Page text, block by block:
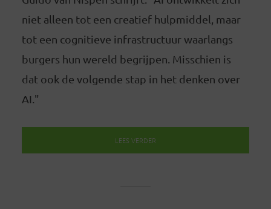
niet alleen tot een creatief hulpmiddel, maar
tot een cognitieve infrastructuur waarlangs
burgers hun wereld begrijpen. Misschien is
dat ook de volgende stap in het denken over
AI."
LEES VERDER